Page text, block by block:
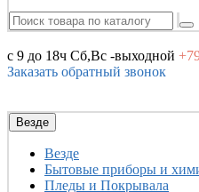
с 9 до 18ч Сб,Вс -выходной
Заказать обратный звонок
Везде
Везде
Бытовые приборы и
Пледы и Покрывала